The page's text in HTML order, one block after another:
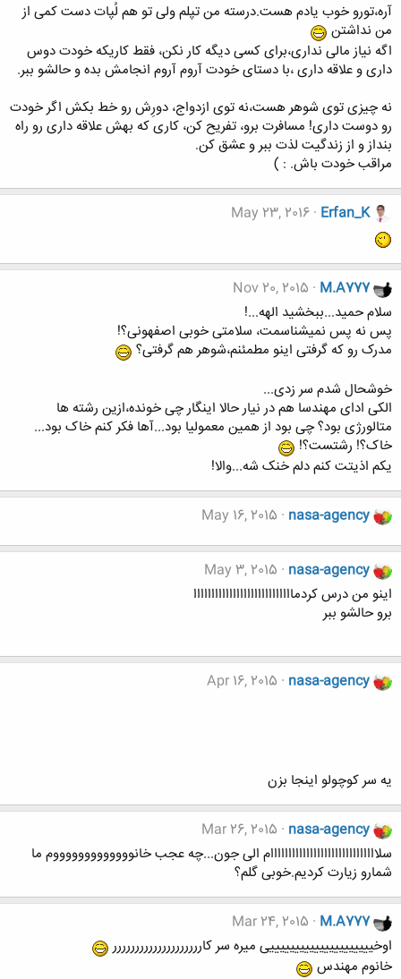
آره،تورو خوب یادم هست.درسته من تپلم ولی تو هم لُپات دست کمی از
من نداشتن
اگه نیاز مالی نداری،برای کسی دیگه کار نکن، فقط کاریکه خودت دوس
داری و علاقه داری ،با دستای خودت آروم آروم انجامش بده و حالشو ببر.
نه چیزی توی شوهر هست،نه توی ازدواج، دورِش رو خط بکش اگر خودت
رو دوست داری! مسافرت برو، تفریح کن، کاری که بهش علاقه داری رو راه
بنداز و از زندگیت لذت ببر و عشق کن.
مراقب خودت باش. : )
Erfan_K
May 23, 2016
M.A777
Nov 20, 2015
سلام حمید...ببخشید الهه...!
پس نه پس نمیشناسمت، سلامتی خوبی اصفهونی؟!
مدرک رو که گرفتی اینو مطمئنم،شوهر هم گرفتی؟
خوشحال شدم سر زدی...
الکی ادای مهندسا هم در نیار حالا اینگار چی خونده،ازین رشته ها
متالورژی بود؟ چی بود از همین معمولیا بود...آها فکر کنم خاک بود...
خاک؟! رشتست؟!
یکم اذیتت کنم دلم خنک شه...والا!
nasa-agency
May 16, 2015
nasa-agency
May 3, 2015
اینو من درس کردماااااااااااااااااااااااااااا
برو حالشو ببر
nasa-agency
Apr 16, 2015
یه سر کوچولو اینجا بزن
nasa-agency
Mar 26, 2015
سلاااااااااااااااااااااااااااااام الی جون...چه عجب خانوووووووووووووم ما
شمارو زیارت کردیم.خوبی گلم؟
M.A777
Mar 24, 2015
اوخیییییییییییییییییییییی میره سر کارررررررررررررررررررر
خانوم مهندس